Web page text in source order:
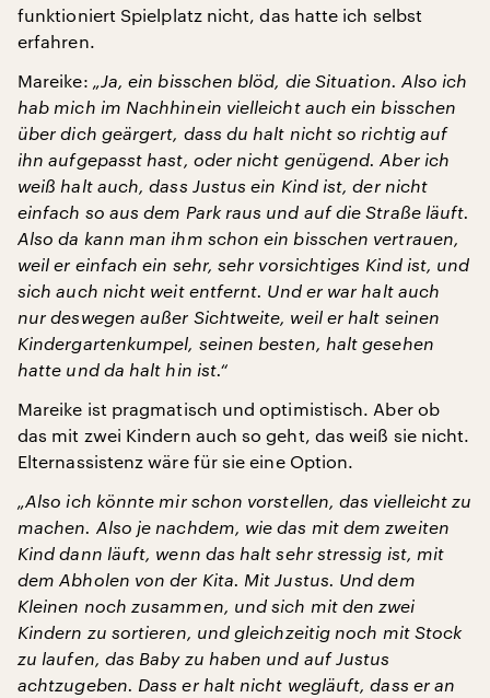
funktioniert Spielplatz nicht, das hatte ich selbst
erfahren.
Mareike: „Ja, ein bisschen blöd, die Situation. Also ich
hab mich im Nachhinein vielleicht auch ein bisschen
über dich geärgert, dass du halt nicht so richtig auf
ihn aufgepasst hast, oder nicht genügend. Aber ich
weiß halt auch, dass Justus ein Kind ist, der nicht
einfach so aus dem Park raus und auf die Straße läuft.
Also da kann man ihm schon ein bisschen vertrauen,
weil er einfach ein sehr, sehr vorsichtiges Kind ist, und
sich auch nicht weit entfernt. Und er war halt auch
nur deswegen außer Sichtweite, weil er halt seinen
Kindergartenkumpel, seinen besten, halt gesehen
hatte und da halt hin ist.“
Mareike ist pragmatisch und optimistisch. Aber ob
das mit zwei Kindern auch so geht, das weiß sie nicht.
Elternassistenz wäre für sie eine Option.
„Also ich könnte mir schon vorstellen, das vielleicht zu
machen. Also je nachdem, wie das mit dem zweiten
Kind dann läuft, wenn das halt sehr stressig ist, mit
dem Abholen von der Kita. Mit Justus. Und dem
Kleinen noch zusammen, und sich mit den zwei
Kindern zu sortieren, und gleichzeitig noch mit Stock
zu laufen, das Baby zu haben und auf Justus
achtzugeben. Dass er halt nicht wegläuft, dass er an